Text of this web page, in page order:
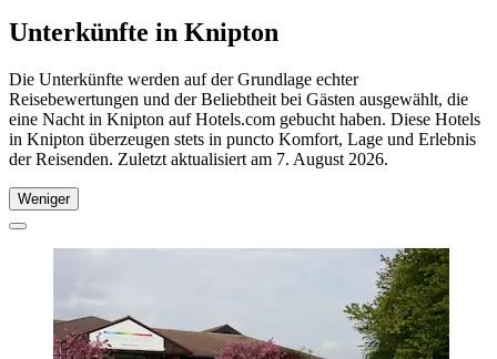
Unterkünfte in Knipton
Die Unterkünfte werden auf der Grundlage echter
Reisebewertungen und der Beliebtheit bei Gästen ausgewählt, die
eine Nacht in Knipton auf Hotels.com gebucht haben. Diese Hotels
in Knipton überzeugen stets in puncto Komfort, Lage und Erlebnis
der Reisenden. Zuletzt aktualisiert am 7. August 2026.
Weniger